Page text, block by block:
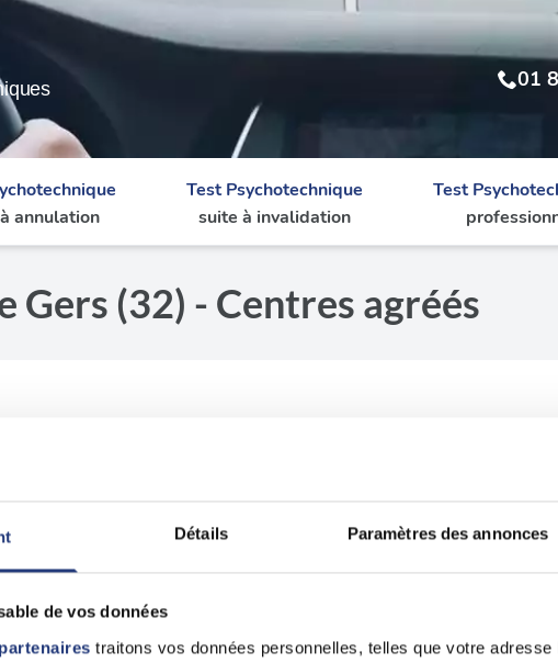
Détails Paramètres des annonces
de vos données
traitons vos données personnelles, telles que votre adresse
01
annulation
Test Psychotechnique
suite à invalidation
Test
Gers (32) - Centres agréés
psychotechnique n'est disponible pour le lieu et les options
voisins